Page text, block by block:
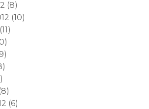
(8)
(10)
(11)
(8)
(6)